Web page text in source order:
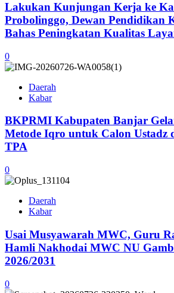
Lakukan Kunjungan Kerja ke
Probolinggo, Dewan Pendidikan
Bahas Peningkatan Kualitas
0
Daerah
Kabar
BKPRMI Kabupaten Banjar
Metode Iqro untuk Calon Ustadz
TPA
0
Daerah
Kabar
Usai Musyawarah MWC, Guru
Hamli Nakhodai MWC NU
2026/2031
0